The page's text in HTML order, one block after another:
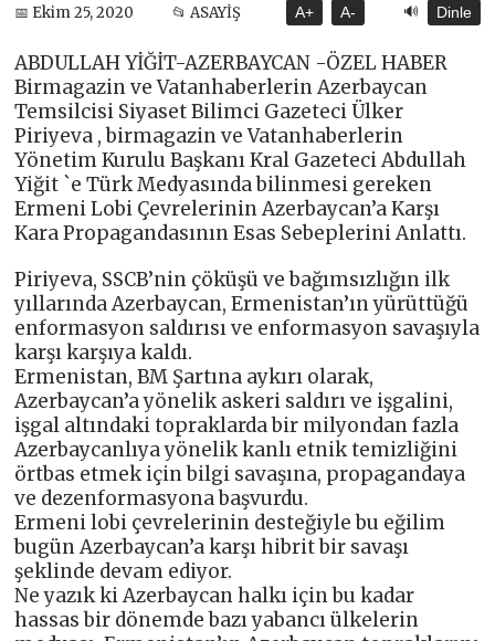
📅 Ekim 25, 2020 📂 ASAYİŞ A+ A- 🔊 Dinle
ABDULLAH YİĞİT-AZERBAYCAN -ÖZEL HABER
Birmagazin ve Vatanhaberlerin Azerbaycan
Temsilcisi Siyaset Bilimci Gazeteci Ülker
Piriyeva , birmagazin ve Vatanhaberlerin
Yönetim Kurulu Başkanı Kral Gazeteci Abdullah
Yiğit `e Türk Medyasında bilinmesi gereken
Ermeni Lobi Çevrelerinin Azerbaycan’a Karşı
Kara Propagandasının Esas Sebeplerini Anlattı.
Piriyeva, SSCB’nin çöküşü ve bağımsızlığın ilk
yıllarında Azerbaycan, Ermenistan’ın yürüttüğü
enformasyon saldırısı ve enformasyon savaşıyla
karşı karşıya kaldı.
Ermenistan, BM Şartına aykırı olarak,
Azerbaycan’a yönelik askeri saldırı ve işgalini,
işgal altındaki topraklarda bir milyondan fazla
Azerbaycanlıya yönelik kanlı etnik temizliğini
örtbas etmek için bilgi savaşına, propagandaya
ve dezenformasyona başvurdu.
Ermeni lobi çevrelerinin desteğiyle bu eğilim
bugün Azerbaycan’a karşı hibrit bir savaşı
şeklinde devam ediyor.
Ne yazık ki Azerbaycan halkı için bu kadar
hassas bir dönemde bazı yabancı ülkelerin